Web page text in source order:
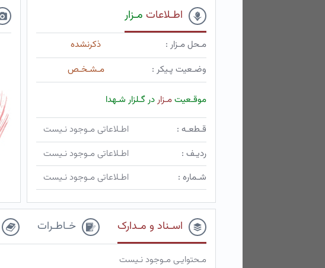
اطـلاعات مـزار
مـحل مـزار :
ذکرنشده
وضـعیت پـیکر :
مـشـخـص
موقـعیتمـزاردر گـلزار شـهدا
قـطعـه :
اطـلاعاتی مـوجود نـیست
ردیـف :
اطـلاعاتی مـوجود نـیست
شـماره :
اطـلاعاتی مـوجود نـیست
اسـناد و مـدارک خـاطـرات
مـحتوایـی مـوجود نـیست